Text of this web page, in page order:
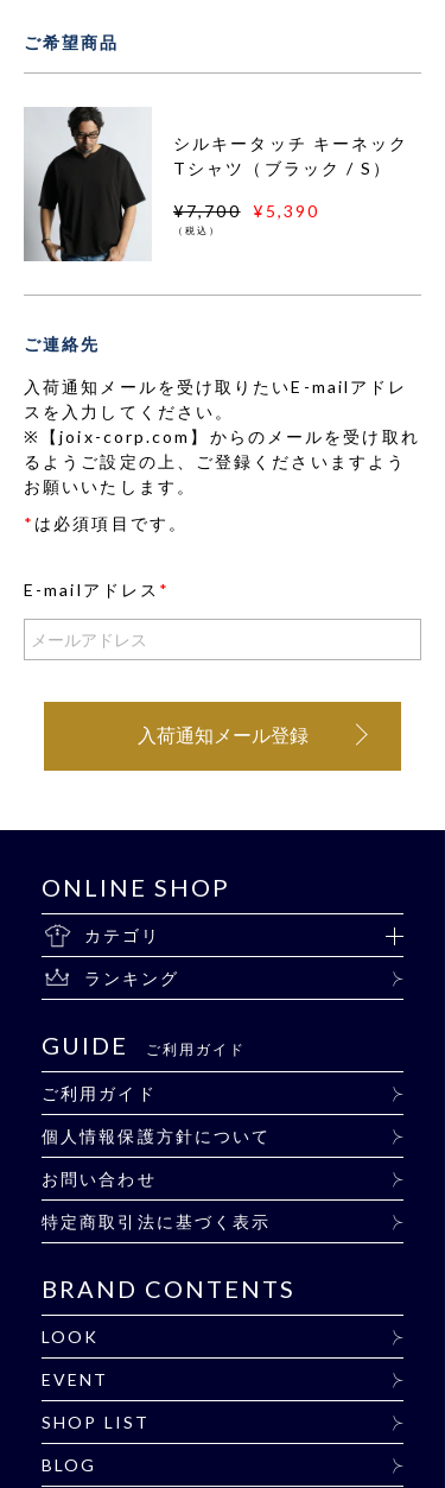
ご希望商品
シルキータッチ キーネック
Tシャツ（ブラック / S）
¥7,700 ¥5,390
（税込）
ご連絡先
入荷通知メールを受け取りたいE-mailアドレ
スを入力してください。
※【joix-corp.com】からのメールを受け取れ
るようご設定の上、ご登録くださいますよう
お願いいたします。
* は必須項目です。
E-mailアドレス *
入荷通知メール登録
ONLINE SHOP
カテゴリ
ランキング
GUIDE ご利用ガイド
ご利用ガイド
個人情報保護方針について
お問い合わせ
特定商取引法に基づく表示
BRAND CONTENTS
LOOK
EVENT
SHOP LIST
BLOG